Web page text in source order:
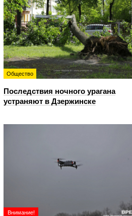
Общество
Последствия ночного урагана
устраняют в Дзержинске
Внимание!